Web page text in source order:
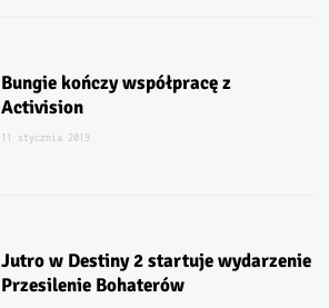
Bungie kończy współpracę z
Activision
11 stycznia 2019
Jutro w Destiny 2 startuje wydarzenie
Przesilenie Bohaterów